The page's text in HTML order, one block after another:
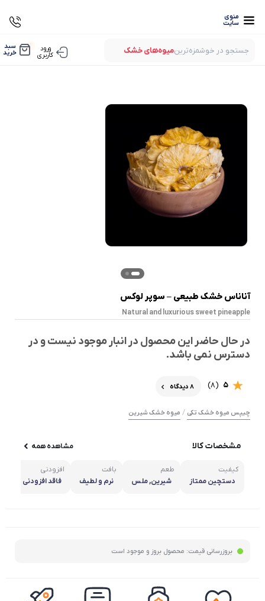
منوی
سایت
جستجو در خوشمزه‌ترینمیوه‌های خشک
ورود
کاربری
0 سبد
خرید
آناناس خشک طبیعی – سوپر لوکس
Natural and luxurious sweet pineapple
در حال حاضر این محصول در انبار موجود نیست و در
دسترس نمی باشد.
5
(8) 8 دیدگاه
چیپس میوه خشک تکی / میوه خشک شیرین
مشخصات کالا مشاهده همه
کیفیت
دستچین ممتاز
طعم
شیرین, ملس
بافت
نرم و لطیف
افزودنی
فاقد افزودنی
بروزرسانی قیمت: محصول بروز و موجود است